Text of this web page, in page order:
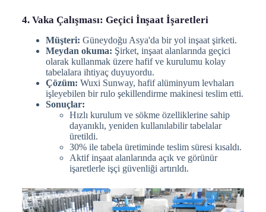
4. Vaka Çalışması: Geçici İnşaat İşaretleri
Müşteri: Güneydoğu Asya'da bir yol inşaat şirketi.
Meydan okuma: Şirket, inşaat alanlarında geçici
olarak kullanmak üzere hafif ve kurulumu kolay
tabelalara ihtiyaç duyuyordu.
Çözüm: Wuxi Sunway, hafif alüminyum levhaları
işleyebilen bir rulo şekillendirme makinesi teslim etti.
Sonuçlar:
Hızlı kurulum ve sökme özelliklerine sahip
dayanıklı, yeniden kullanılabilir tabelalar
üretildi.
30% ile tabela üretiminde teslim süresi kısaldı.
Aktif inşaat alanlarında açık ve görünür
işaretlerle işçi güvenliği artırıldı.